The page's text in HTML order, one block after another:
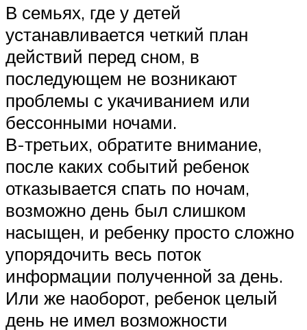
В семьях, где у детей
устанавливается четкий план
действий перед сном, в
последующем не возникают
проблемы с укачиванием или
бессонными ночами.
В-третьих, обратите внимание,
после каких событий ребенок
отказывается спать по ночам,
возможно день был слишком
насыщен, и ребенку просто сложно
упорядочить весь поток
информации полученной за день.
Или же наоборот, ребенок целый
день не имел возможности